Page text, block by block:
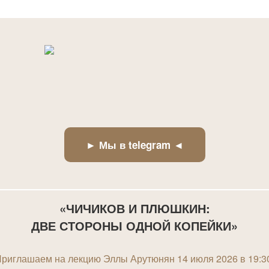
► Мы в telegram ◄
«ЧИЧИКОВ И ПЛЮШКИН:
ДВЕ СТОРОНЫ ОДНОЙ КОПЕЙКИ»
на лекцию Эллы Арутюнян 14 июля 2026 в